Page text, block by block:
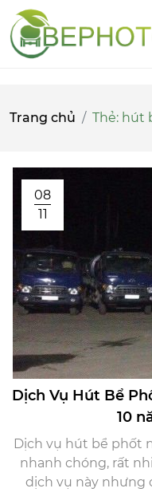
Trang chủ Thẻ: hút
08
11
Dịch Vụ Hút Bể
10
Dịch vụ hút bể phốt
nhanh chóng, rất
dịch vụ này nhưng